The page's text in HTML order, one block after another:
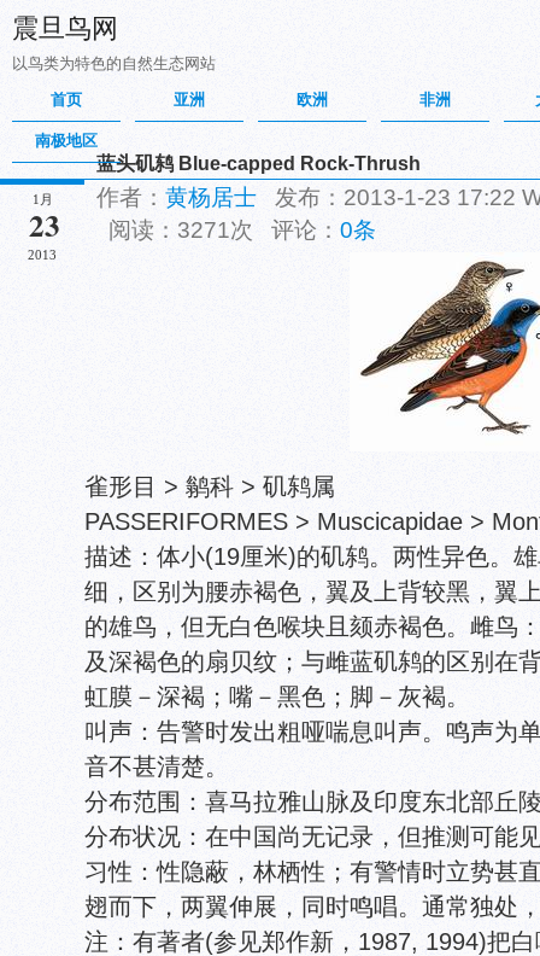
震旦鸟网
以鸟类为特色的自然生态网站
首页
亚洲 欧洲 非洲
南极地区
1月
23
2013
蓝头矶鸫 Blue-capped Rock-Thrush
作者： 黄杨居士 发布：2013-1-23 17:22
阅读：3271次 评论： 0条
雀形目 > 鹟科 > 矶鸫属
PASSERIFORMES > Muscicapidae >
描述：体小(19厘米)的矶鸫。两性异色。
细，区别为腰赤褐色，翼及上背较黑，翼
的雄鸟，但无白色喉块且颏赤褐色。雌鸟
及深褐色的扇贝纹；与雌蓝矶鸫的区别在
虹膜－深褐；嘴－黑色；脚－灰褐。
叫声：告警时发出粗哑喘息叫声。鸣声为
音不甚清楚。
分布范围：喜马拉雅山脉及印度东北部丘
分布状况：在中国尚无记录，但推测可能
习性：性隐蔽，林栖性；有警情时立势甚
翅而下，两翼伸展，同时鸣唱。通常独处
注：有著者(参见郑作新，1987, 1994)把